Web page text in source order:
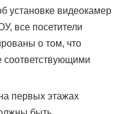
установке видеокамер
все посетители
о том, что
соответствующими
первых этажах